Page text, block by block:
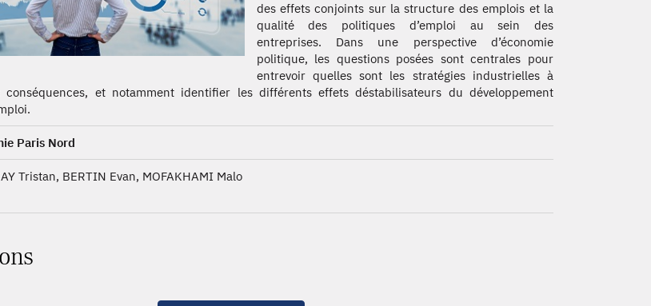
des effets conjoints sur la structure des emplois et la
qualité des politiques d’emploi au sein des
entreprises. Dans une perspective d’économie
politique, les questions posées sont centrales pour
entrevoir quelles sont les stratégies industrielles à
et notamment identifier les différents effets déstabilisateurs du développement
Paris Nord
Tristan, BERTIN Evan, MOFAKHAMI Malo